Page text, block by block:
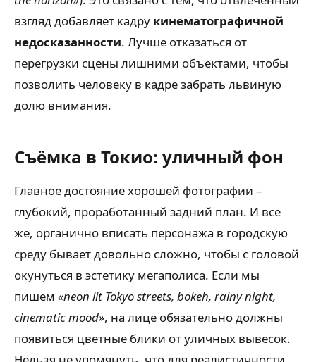
взгляд добавляет кадру кинематографичной
недосказанности. Лучше отказаться от
перегрузки сцены лишними объектами, чтобы
позволить человеку в кадре забрать львиную
долю внимания.
Съёмка в Токио: уличный фон
Главное достояние хорошей фотографии –
глубокий, проработанный задний план. И всё
же, органично вписать персонажа в городскую
среду бывает довольно сложно, чтобы с головой
окунуться в эстетику мегаполиса. Если мы
пишем «neon lit Tokyo streets, bokeh, rainy night,
cinematic mood», на лице обязательно должны
появиться цветные блики от уличных вывесок.